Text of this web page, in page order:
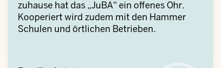
zuhause hat das „JuBA“ ein offenes Ohr.
Kooperiert wird zudem mit den Hammer
Schulen und örtlichen Betrieben.